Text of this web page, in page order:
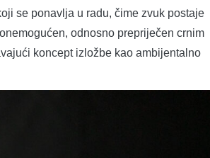
se ponavlja u radu, čime zvuk postaje
odnosno prepriječen crnim
koncept izložbe kao ambijentalno